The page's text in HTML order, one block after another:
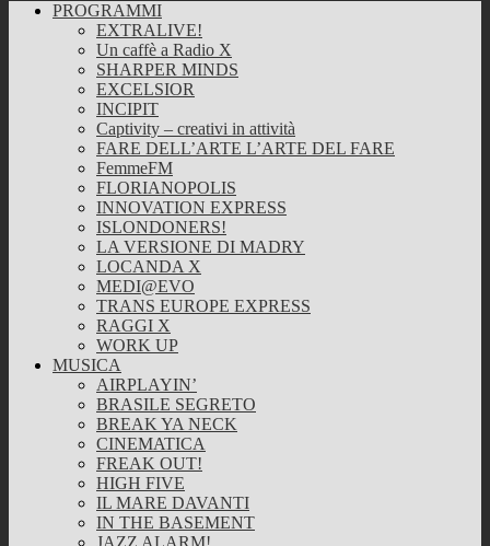
PROGRAMMI
EXTRALIVE!
Un caffè a Radio X
SHARPER MINDS
EXCELSIOR
INCIPIT
Captivity – creativi in attività
FARE DELL’ARTE L’ARTE DEL FARE
FemmeFM
FLORIANOPOLIS
INNOVATION EXPRESS
ISLONDONERS!
LA VERSIONE DI MADRY
LOCANDA X
MEDI@EVO
TRANS EUROPE EXPRESS
RAGGI X
WORK UP
MUSICA
AIRPLAYIN’
BRASILE SEGRETO
BREAK YA NECK
CINEMATICA
FREAK OUT!
HIGH FIVE
IL MARE DAVANTI
IN THE BASEMENT
JAZZ ALARM!